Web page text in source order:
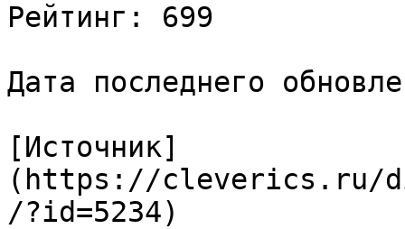
Рейтинг: 699
Дата последнего
[Источник]
(https://cleverics.ru/
/?id=5234)